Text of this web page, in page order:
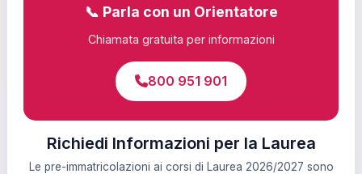
📞 Parla con un Orientatore
Chiamata gratuita per informazioni
800 951 901
Richiedi Informazioni per la Laurea
Le pre-immatricolazioni ai corsi di Laurea 2026/2027 sono